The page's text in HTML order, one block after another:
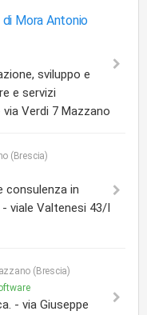
Mora Antonio
sviluppo e
e servizi
Verdi 7 Mazzano
(Brescia)
consulenza in
viale Valtenesi 43/I
(Brescia)
- via Giuseppe